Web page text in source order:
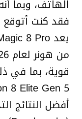
الهاتف، وبما
فقد كنت أتوقع
قوية، بما في
أفضل النتائج